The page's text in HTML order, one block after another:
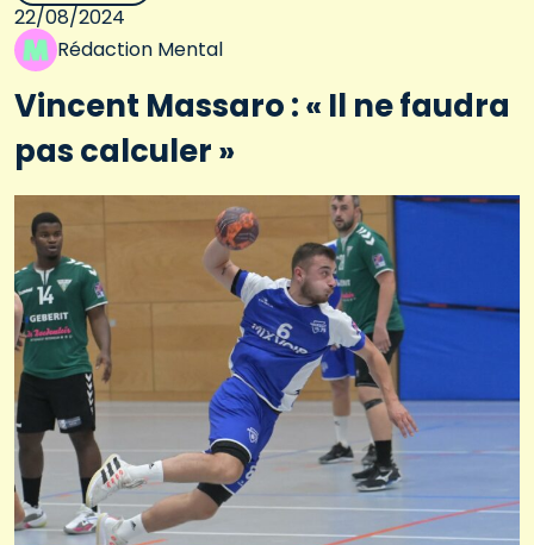
22/08/2024
Rédaction Mental
Vincent Massaro : « Il ne faudra
pas calculer »